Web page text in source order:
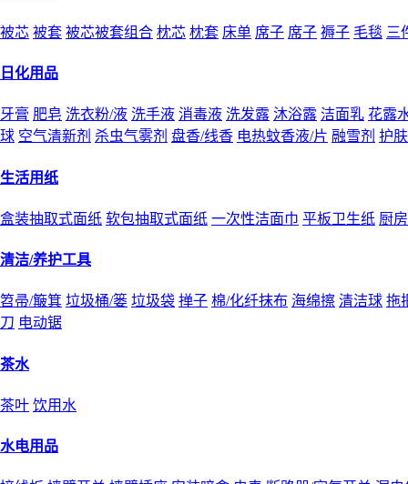
被芯 被套 被芯被套组合 枕芯 枕套 床单 席子 席子 褥子 毛毯 三
日化用品
牙膏 肥皂 洗衣粉/液 洗手液 消毒液 洗发露 沐浴露 洁面乳 花露
球 空气清新剂 杀虫气雾剂 盘香/线香 电热蚊香液/片 融雪剂 护
生活用纸
盒装抽取式面纸 软包抽取式面纸 一次性洁面巾 平板卫生纸 厨
清洁/养护工具
笤帚/簸箕 垃圾桶/篓 垃圾袋 掸子 棉/化纤抹布 海绵擦 清洁球 拖
刀 电动锯
茶水
茶叶 饮用水
水电用品